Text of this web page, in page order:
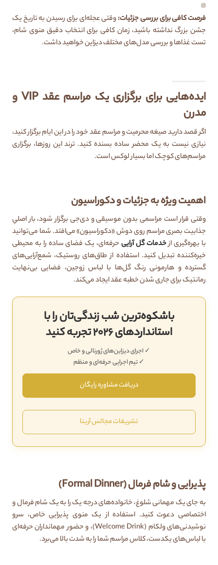
فرصت کافی برای بررسی جزئیات:وقتی عجله‌ای برای رسیدن به تاریخ یک
جشن بزرگ نداشته باشید، زمان کافی برای انتخاب دقیق منوی شام،
تست غذاها و بررسی مدل‌های مختلف دیزاین خواهید داشت.
ایده‌هایی برای برگزاری یک مراسم عقد VIP و
مدرن
اگر قصد دارید صیغه محرمیت و مراسم عقد خود را در این ایام برگزار کنید،
نیازی نیست به یک محضر ساده بسنده کنید. ترند این روزها، برگزاری
مراسم‌های کوچک اما بسیار لوکس است.
اهمیت ویژه به جزئیات و دکوراسیون
وقتی قرار است مراسمی بدون موسیقی و دی‌جی برگزار شود، بار اصلیِ
جذابیت بصری مراسم روی دوش «دکوراسیون» می‌افتد. شما می‌توانید
با بهره‌گیری ازخدمات گل آرایی حرفه‌ای، یک فضای ساده را به محیطی
خیره‌کننده تبدیل کنید. استفاده از طاق‌های روستیک، شمع‌آرایی‌های
گسترده و هارمونی رنگ گل‌ها با لباس زوجین، فضایی بی‌نهایت
رمانتیک برای جاری شدن خطبه عقد ایجاد می‌کند.
باشکوه‌ترین شب زندگی‌تان را با
استانداردهای 2026 تجربه کنید
✓ اجرای دیزاین‌های ژورنالی و خاص
✓ تیم اجرایی حرفه‌ای و منظم
دریافت مشاوره رایگان
تشریفات مجالس آرینا
پذیرایی و شام فرمال (Formal Dinner)
به جای یک مهمانی شلوغ، خانواده‌های درجه یک را به یک شام فرمال و
اختصاصی دعوت کنید. استفاده از یک منوی پذیرایی خاص، سرو
نوشیدنی‌های ولکام (Welcome Drink)، و حضور مهمانداران حرفه‌ای
با لباس‌های یکدست، کلاس مراسم شما را به شدت بالا می‌برد.